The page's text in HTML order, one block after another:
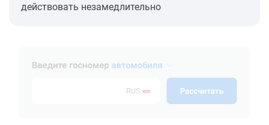
действовать незамедлительно